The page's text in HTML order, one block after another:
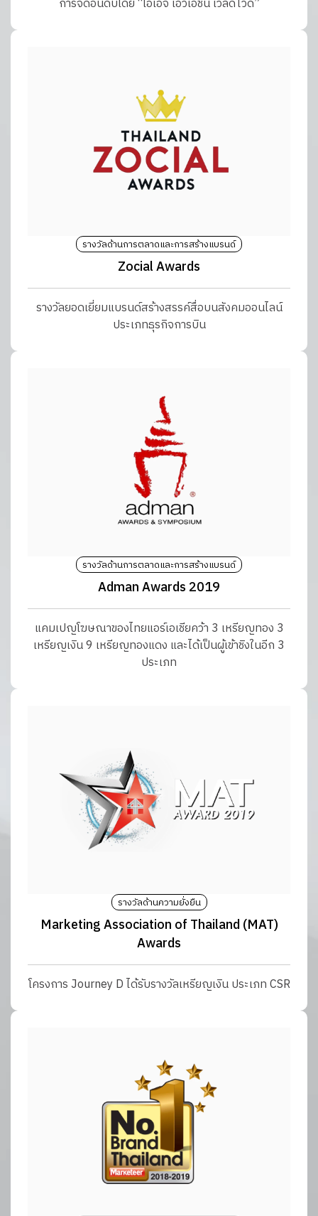
การจัดอันดับโดย “โอเอจี เอวิเอชั่น เวิลด์ไวด์”
รางวัลด้านการตลาดและการสร้างแบรนด์
Zocial Awards
รางวัลยอดเยี่ยมแบรนด์สร้างสรรค์สื่อบนสังคมออนไลน์
ประเภทธุรกิจการบิน
รางวัลด้านการตลาดและการสร้างแบรนด์
Adman Awards 2019
แคมเปญโฆษณาของไทยแอร์เอเชียคว้า 3 เหรียญทอง 3
เหรียญเงิน 9 เหรียญทองแดง และได้เป็นผู้เข้าชิงในอีก 3
ประเภท
รางวัลด้านความยั่งยืน
Marketing Association of Thailand (MAT)
Awards
โครงการ Journey D ได้รับรางวัลเหรียญเงิน ประเภท CSR